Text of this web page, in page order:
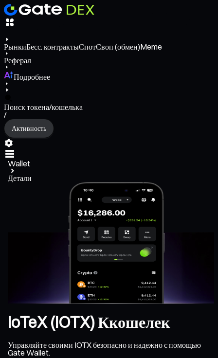
РынкиБесс. контрактыСпотСвоп (обмен)Meme
Реферал
Подробнее
Поиск токена/кошелька
/
Активность
Wallet
Детали
IoTeX (IOTX) Ккошелек
Управляйте своими IOTX безопасно и надежно с помощью
Gate Wallet.